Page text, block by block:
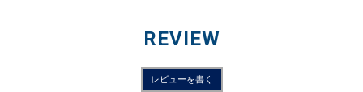
REVIEW
レビューを書く